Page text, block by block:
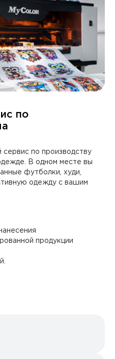
по
по производству
В одном месте вы
футболки, худи,
одежду с вашим
продукции